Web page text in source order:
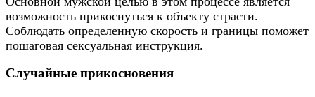
возможность прикоснуться к объекту страсти.
Соблюдать определенную скорость и границы поможет
пошаговая сексуальная инструкция.
Случайные прикосновения